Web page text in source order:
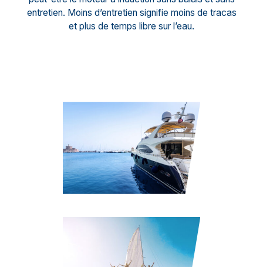
entretien. Moins d’entretien signifie moins de tracas
et plus de temps libre sur l’eau.